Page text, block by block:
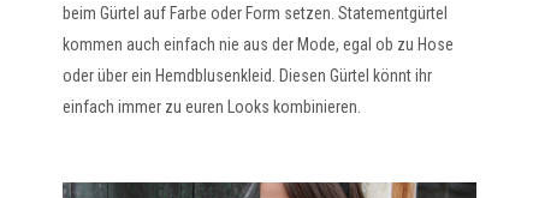
beim Gürtel auf Farbe oder Form setzen. Statementgürtel
kommen auch einfach nie aus der Mode, egal ob zu Hose
oder über ein Hemdblusenkleid. Diesen Gürtel könnt ihr
einfach immer zu euren Looks kombinieren.